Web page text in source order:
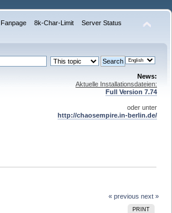
8k-Char-Limit Server Status
News:
Aktuelle Installationsdateien:
Full Version 7.74
oder unter
http://chaosempire.in-berlin.de/
« previous next »
PRINT